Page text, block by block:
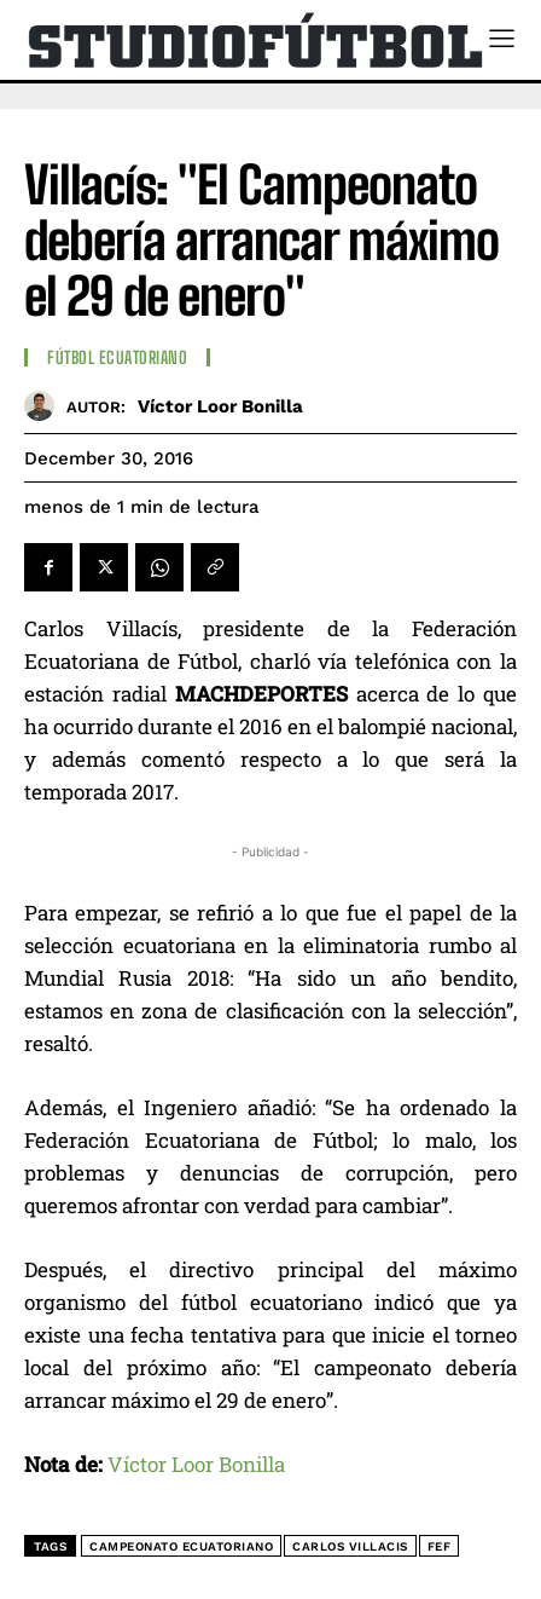
Villacís: "El Campeonato
debería arrancar máximo
el 29 de enero"
FÚTBOL ECUATORIANO
AUTOR: Víctor Loor Bonilla
December 30, 2016
menos de 1 min de lectura
Carlos Villacís, presidente de la Federación
Ecuatoriana de Fútbol, charló vía telefónica con la
estación radial MACHDEPORTESacerca de lo que
ha ocurrido durante el 2016 en el balompié nacional,
y además comentó respecto a lo que será la
temporada 2017.
- Publicidad -
Para empezar, se refirió a lo que fue el papel de la
selección ecuatoriana en la eliminatoria rumbo al
Mundial Rusia 2018: “Ha sido un año bendito,
estamos en zona de clasificación con la selección”,
resaltó.
Además, el Ingeniero añadió: “Se ha ordenado la
Federación Ecuatoriana de Fútbol; lo malo, los
problemas y denuncias de corrupción, pero
queremos afrontar con verdad para cambiar”.
Después, el directivo principal del máximo
organismo del fútbol ecuatoriano indicó que ya
existe una fecha tentativa para que inicie el torneo
local del próximo año: “El campeonato debería
arrancar máximo el 29 de enero”.
Nota de:Víctor Loor Bonilla
TAGS CAMPEONATO ECUATORIANO CARLOS VILLACIS FEF